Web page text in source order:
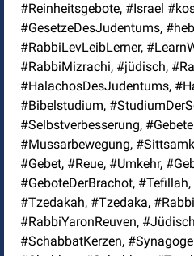
#Reinheitsgebote, #Israel
#GesetzeDesJudentums,
#RabbiLevLeibLerner,
#RabbiMizrachi, #jüdisch,
#HalachosDesJudentums,
#Bibelstudium,
#Selbstverbesserung,
#Mussarbewegung,
#Gebet, #Reue, #Umkehr,
#GeboteDerBrachot,
#Tzedakah, #Tzedaka,
#RabbiYaronReuven,
#SchabbatKerzen,